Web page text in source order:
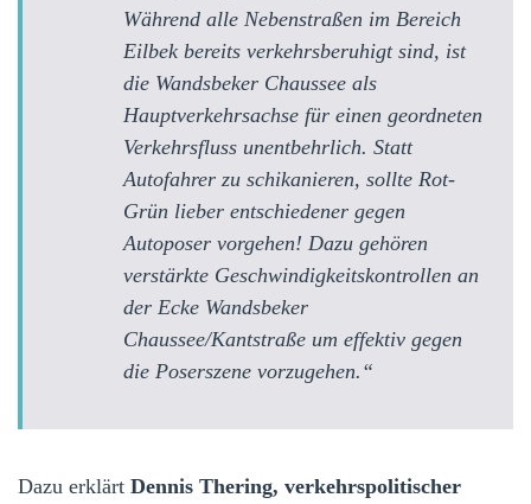
Während alle Nebenstraßen im Bereich
Eilbek bereits verkehrsberuhigt sind, ist
die Wandsbeker Chaussee als
Hauptverkehrsachse für einen geordneten
Verkehrsfluss unentbehrlich. Statt
Autofahrer zu schikanieren, sollte Rot-
Grün lieber entschiedener gegen
Autoposer vorgehen! Dazu gehören
verstärkte Geschwindigkeitskontrollen an
der Ecke Wandsbeker
Chaussee/Kantstraße um effektiv gegen
die Poserszene vorzugehen.“
Dazu erklärt Dennis Thering, verkehrspolitischer